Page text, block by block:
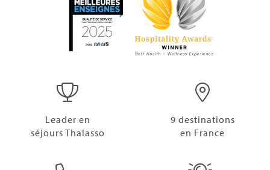
Leader en
séjours Thalasso
9 destinations
en France